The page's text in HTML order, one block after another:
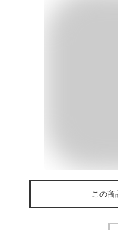
この商